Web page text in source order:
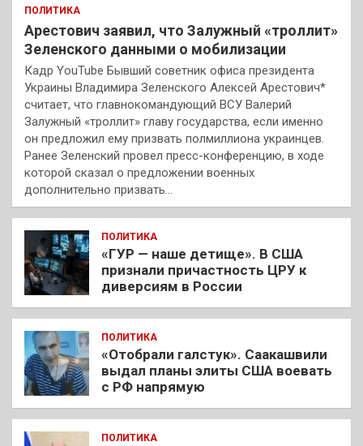
ПОЛИТИКА
Арестович заявил, что Залужный «троллит»
Зеленского данными о мобилизации
Кадр YouTube Бывший советник офиса президента
Украины Владимира Зеленского Алексей Арестович*
считает, что главнокомандующий ВСУ Валерий
Залужный «троллит» главу государства, если именно
он предложил ему призвать полмиллиона украинцев.
Ранее Зеленский провел пресс-конференцию, в ходе
которой сказал о предложении военных
дополнительно призвать…
ПОЛИТИКА
«ГУР — наше детище». В США
признали причастность ЦРУ к
диверсиям в России
ПОЛИТИКА
«Отобрали галстук». Саакашвили
выдал планы элиты США воевать
с РФ напрямую
ПОЛИТИКА